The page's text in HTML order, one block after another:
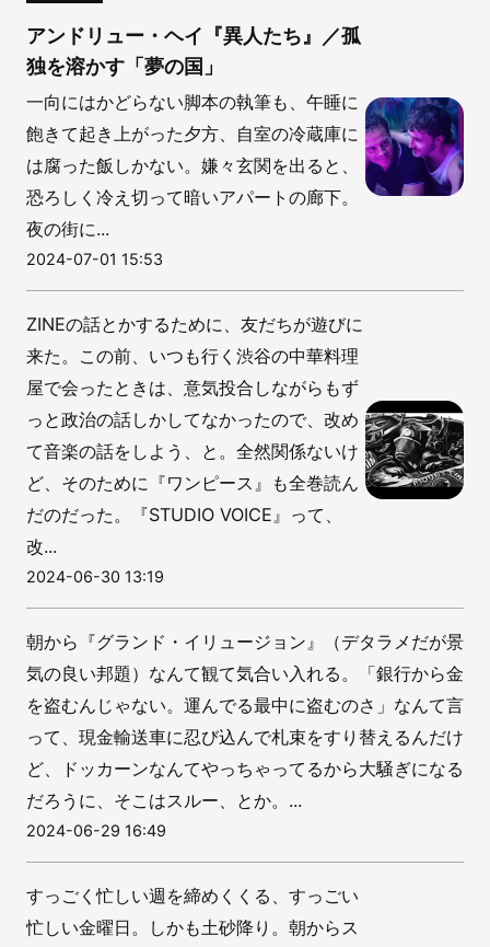
アンドリュー・ヘイ『異人たち』／孤
独を溶かす「夢の国」
一向にはかどらない脚本の執筆も、午睡に
飽きて起き上がった夕方、自室の冷蔵庫に
は腐った飯しかない。嫌々玄関を出ると、
恐ろしく冷え切って暗いアパートの廊下。
夜の街に...
2024-07-01 15:53
ZINEの話とかするために、友だちが遊びに
来た。この前、いつも行く渋谷の中華料理
屋で会ったときは、意気投合しながらもず
っと政治の話しかしてなかったので、改め
て音楽の話をしよう、と。全然関係ないけ
ど、そのために『ワンピース』も全巻読ん
だのだった。『STUDIO VOICE』って、
改...
2024-06-30 13:19
朝から『グランド・イリュージョン』（デタラメだが景
気の良い邦題）なんて観て気合い入れる。「銀行から金
を盗むんじゃない。運んでる最中に盗むのさ」なんて言
って、現金輸送車に忍び込んで札束をすり替えるんだけ
ど、ドッカーンなんてやっちゃってるから大騒ぎになる
だろうに、そこはスルー、とか。...
2024-06-29 16:49
すっごく忙しい週を締めくくる、すっごい
忙しい金曜日。しかも土砂降り。朝からス